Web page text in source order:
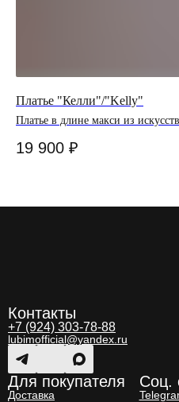
Платье "Келли"/"Kelly"
Платье в длине макси из
19 900 ₽
Контакты
+7 (924) 303-78-88
lubimofficial@yandex.ru
Соц.
Для покупателя
Доставка